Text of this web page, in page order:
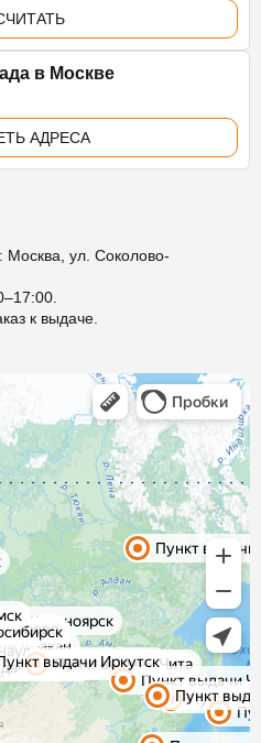
в Москве
АДРЕСА
Москва, ул. Соколово-
к выдаче.